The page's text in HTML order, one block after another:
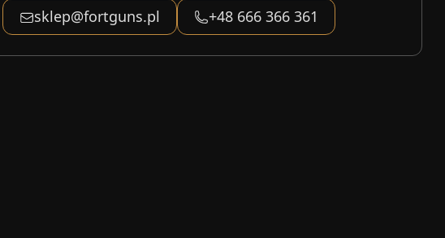
sklep@fortguns.pl +48 666 366 361